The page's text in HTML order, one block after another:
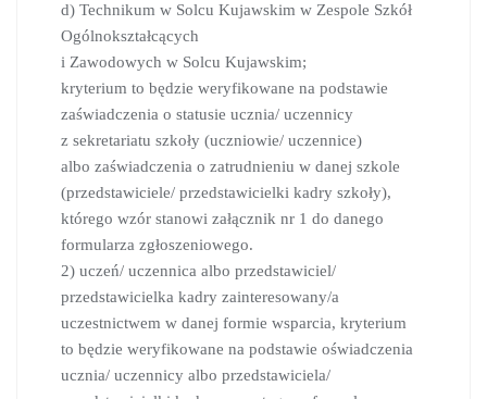
d) Technikum w Solcu Kujawskim w Zespole Szkół
Ogólnokształcących
i Zawodowych w Solcu Kujawskim;
kryterium to będzie weryfikowane na podstawie
zaświadczenia o statusie ucznia/ uczennicy
z sekretariatu szkoły (uczniowie/ uczennice)
albo zaświadczenia o zatrudnieniu w danej szkole
(przedstawiciele/ przedstawicielki kadry szkoły),
którego wzór stanowi załącznik nr 1 do danego
formularza zgłoszeniowego.
2) uczeń/ uczennica albo przedstawiciel/
przedstawicielka kadry zainteresowany/a
uczestnictwem w danej formie wsparcia, kryterium
to będzie weryfikowane na podstawie oświadczenia
ucznia/ uczennicy albo przedstawiciela/